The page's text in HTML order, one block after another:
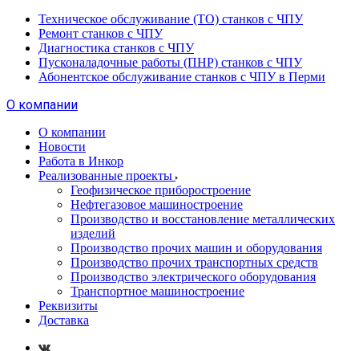
Техническое обслуживание (ТО) станков с ЧПУ
Ремонт станков с ЧПУ
Диагностика станков с ЧПУ
Пусконаладочные работы (ПНР) станков с ЧПУ
Абонентское обслуживание станков с ЧПУ в Перми
О компании
О компании
Новости
Работа в Инкор
Реализованные проекты
Геофизическое приборостроение
Нефтегазовое машиностроение
Производство и восстановление металлических
изделий
Производство прочих машин и оборудования
Производство прочих транспортных средств
Производство электрического оборудования
Транспортное машиностроение
Реквизиты
Доставка